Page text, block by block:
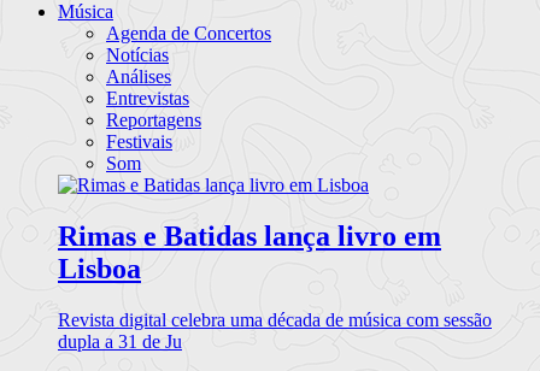
Música
Agenda de Concertos
Notícias
Análises
Entrevistas
Reportagens
Festivais
Som
Rimas e Batidas lança livro em
Lisboa
Revista digital celebra uma década de música com sessão
dupla a 31 de Ju